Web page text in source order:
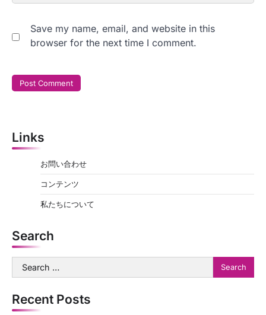
Save my name, email, and website in this
browser for the next time I comment.
Links
お問い合わせ
コンテンツ
私たちについて
Search
Search
for:
Recent Posts